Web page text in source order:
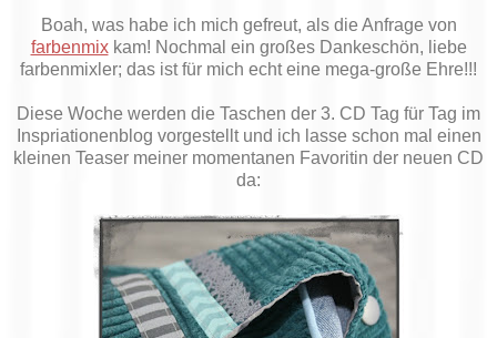
Boah, was habe ich mich gefreut, als die Anfrage von
farbenmixkam! Nochmal ein großes Dankeschön, liebe
farbenmixler; das ist für mich echt eine mega-große Ehre!!!
Diese Woche werden die Taschen der 3. CD Tag für Tag im
Inspriationenblog vorgestellt und ich lasse schon mal einen
kleinen Teaser meiner momentanen Favoritin der neuen CD
da: